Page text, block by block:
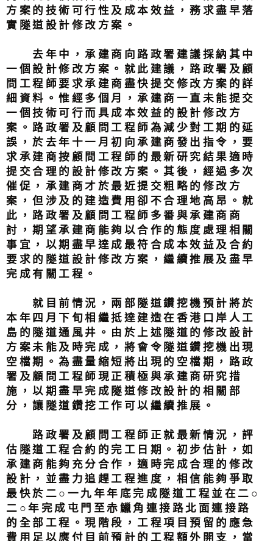
方案的技術可行性及成本效益，務求盡早落
實隧道設計修改方案。
去年中，承建商向路政署建議採納其中
一個設計修改方案。就此建議，路政署及顧
問工程師要求承建商盡快提交修改方案的詳
細資料。惟經多個月，承建商一直未能提交
一個技術可行而具成本效益的設計修改方
案。路政署及顧問工程師為減少對工期的延
誤，於去年十一月初向承建商發出指令，要
求承建商按顧問工程師的最新研究結果適時
提交合理的設計修改方案。其後，經過多次
催促，承建商才於最近提交粗略的修改方
案，但涉及的建造費用卻不合理地高昂。就
此，路政署及顧問工程師多番與承建商商
討，期望承建商能夠以合作的態度處理相關
事宜，以期盡早達成最符合成本效益及合約
要求的隧道設計修改方案，繼續推展及盡早
完成有關工程。
就目前情況，兩部隧道鑽挖機預計將於
本年四月下旬相繼抵達建造在香港口岸人工
島的隧道通風井。由於上述隧道的修改設計
方案未能及時完成，將會令隧道鑽挖機出現
空檔期。為盡量縮短將出現的空檔期，路政
署及顧問工程師現正積極與承建商研究措
施，以期盡早完成隧道修改設計的相關部
分，讓隧道鑽挖工作可以繼續推展。
路政署及顧問工程師正就最新情況，評
估隧道工程合約的完工日期。初步估計，如
承建商能夠充分合作，適時完成合理的修改
設計，並盡力追趕工程進度，相信能夠爭取
最快於二○一九年年底完成隧道工程並在二○
二○年完成屯門至赤鱲角連接路北面連接路
的全部工程。現階段，工程項目預留的應急
費用足以應付目前預計的工程額外開支，當